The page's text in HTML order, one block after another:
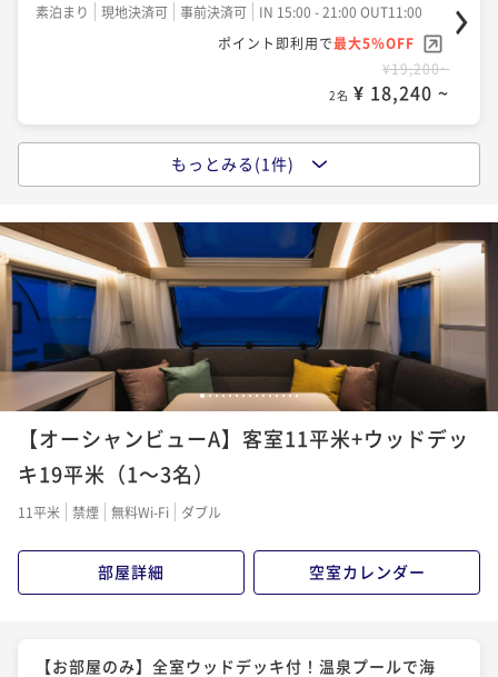
素泊まり 現地決済可 事前決済可
IN 15:00 - 21:00 OUT11:00
ポイント即利用で最大5％OFF
¥19,200~
2名 ¥ 18,240 ~
【1泊朝食】絶品淡路島バーガー！地元食材を使ったこ
朝食付き 現地決済可 事前決済可
IN 15:00 - 21:00 OUT11:00
ポイント即利用で最大5％OFF
¥24,000~
¥ 22,800 ~
もっとみる(1件)
123456789101112131415
【オーシャンビューA】客室11平米+ウッドデッ
キ19平米（1～3名）
11平米 禁煙 無料Wi-Fi ダブル
部屋詳細 空室カレンダー
【お部屋のみ】全室ウッドデッキ付！温泉プールで海